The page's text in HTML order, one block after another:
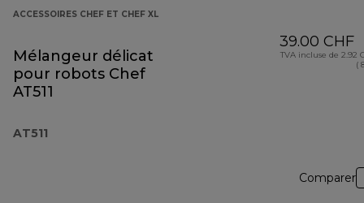
ACCESSOIRES CHEF ET CHEF XL
Mélangeur délicat
pour robots Chef
AT511
AT511
39.00 CHF
TVA incluse de 2.92
(
Comparer